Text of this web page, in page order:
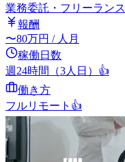
業務委託・フリーランス
報酬
〜80万円 / 人月
稼働日数
週24時間（3人日） 👍
働き方
フルリモート 👍